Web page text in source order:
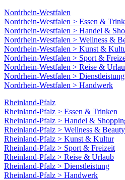
Nordrhein-Westfalen
Nordrhein-Westfalen > Essen &
Nordrhein-Westfalen > Handel &
Nordrhein-Westfalen > Wellness &
Nordrhein-Westfalen > Kunst &
Nordrhein-Westfalen > Sport &
Nordrhein-Westfalen > Reise &
Nordrhein-Westfalen > Dienstleistung
Nordrhein-Westfalen > Handwerk
Rheinland-Pfalz
Rheinland-Pfalz > Essen & Trinken
Rheinland-Pfalz > Handel &
Rheinland-Pfalz > Wellness & Beauty
Rheinland-Pfalz > Kunst & Kultur
Rheinland-Pfalz > Sport & Freizeit
Rheinland-Pfalz > Reise & Urlaub
Rheinland-Pfalz > Dienstleistung
Rheinland-Pfalz > Handwerk